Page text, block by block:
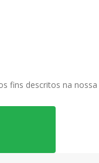
fins descritos na nossa